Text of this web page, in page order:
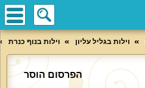
וילות בגליל עליון וילות בנוף כנרת
הפרסום הוסר